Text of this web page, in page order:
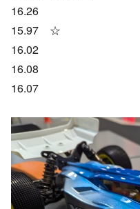
16.26
15.97 ☆
16.02
16.08
16.07